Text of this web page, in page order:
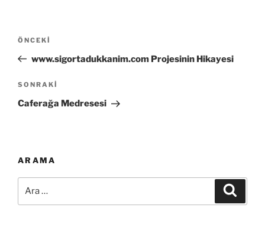
Yazı
Önceki
Yazı
ÖNCEKI
www.sigortadukkanim.com Projesinin Hikayesi
Sonraki
Yazı
SONRAKI
Caferağa Medresesi
ARAMA